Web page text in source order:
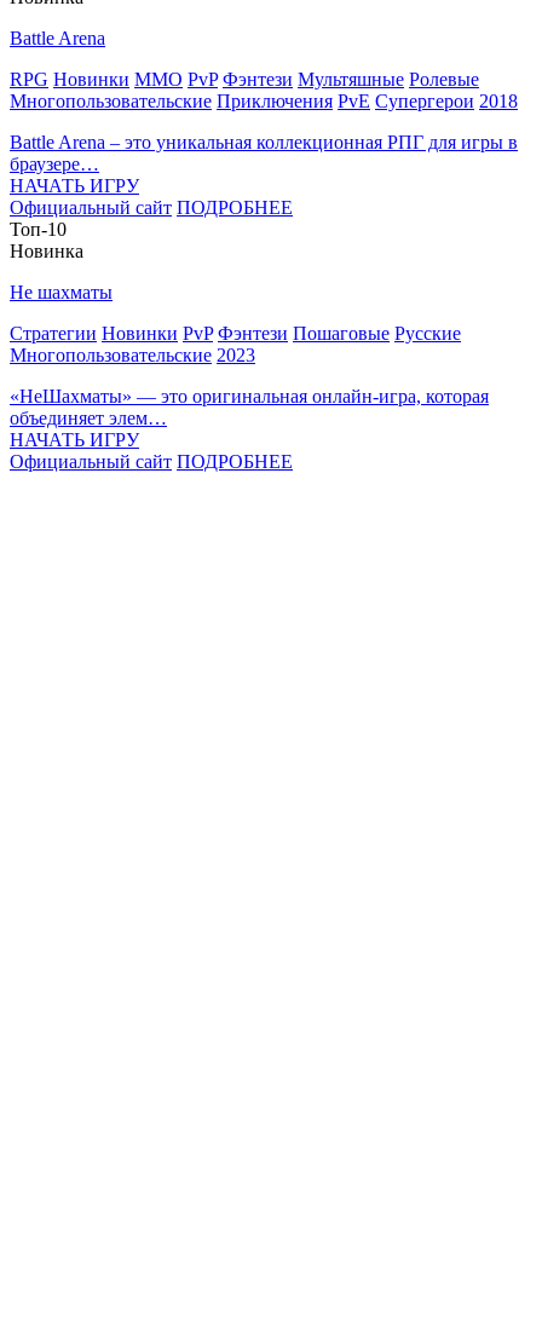
Battle Arena
RPG Новинки MMO PvP Фэнтези Мультяшные Ролевые
Многопользовательские Приключения PvE Супергерои 2018
Battle Arena – это уникальная коллекционная РПГ для игры в
браузере…
НАЧАТЬ ИГРУ
Официальный сайт ПОДРОБНЕЕ
Топ-10
Новинка
Не шахматы
Стратегии Новинки PvP Фэнтези Пошаговые Русские
Многопользовательские 2023
«НеШахматы» — это оригинальная онлайн-игра, которая
объединяет элем…
НАЧАТЬ ИГРУ
Официальный сайт ПОДРОБНЕЕ